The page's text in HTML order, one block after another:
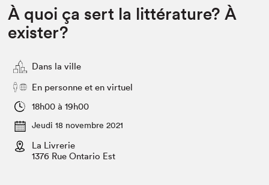
Espace médias
Espace exposant⋅e⋅s
Actualités
Club de lecture Braindate
Édition 2022
Planifier sa visite
Nous connaître
Projets partenaires 2022
Archives
Liens pratiques
À quoi ça sert la littérature? À
exister?
Dans la ville
En personne et en virtuel
18h00 à 19h00
Jeudi 18 novembre 2021
La Livrerie
1376 Rue Ontario Est